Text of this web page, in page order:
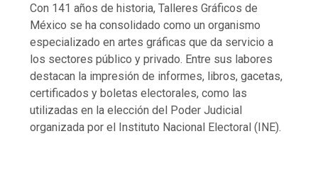
Con 141 años de historia, Talleres Gráficos de
México se ha consolidado como un organismo
especializado en artes gráficas que da servicio a
los sectores público y privado. Entre sus labores
destacan la impresión de informes, libros, gacetas,
certificados y boletas electorales, como las
utilizadas en la elección del Poder Judicial
organizada por el Instituto Nacional Electoral (INE).